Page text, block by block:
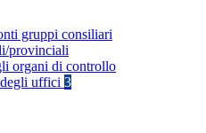
gruppi consiliari
provinciali
organi di controllo
uffici 3